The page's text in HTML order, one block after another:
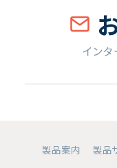
イン
製品案内 製品